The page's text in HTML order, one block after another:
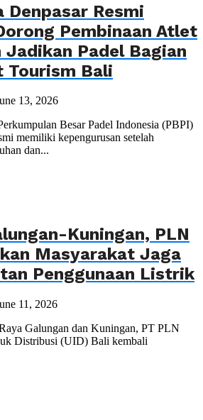
Denpasar Resmi
Pembinaan Atlet
Jadikan Padel Bagian
Tourism Bali
13, 2026
Besar Padel Indonesia (PBPI)
memiliki kepengurusan setelah
dan...
Kuningan, PLN
Masyarakat Jaga
Penggunaan Listrik
11, 2026
Galungan dan Kuningan, PT PLN
Distribusi (UID) Bali kembali